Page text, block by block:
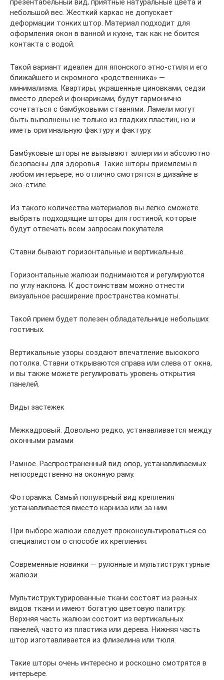
небольшой вес. Жесткий каркас не допускает
деформации тонких штор. Материал подходит для
оформления окон в ванной и кухне, так как не боится
контакта с водой.
Такой вариант идеален для японского этно-стиля и его
ближайшего и скромного «родственника» —
минимализма. Квартиры, украшенные циновками, седзи
вместо дверей и фонариками, будут гармонично
сочетаться с бамбуковыми ставнями. Ламели могут
быть выполнены не только из гладких пластин, но и
иметь оригинальную фактуру и фактуру.
Бамбуковые шторы не вызывают аллергии и абсолютно
безопасны для здоровья. Такие шторы приемлемы в
любом интерьере, но отлично смотрятся в дизайне в
эко-стиле.
Из такого количества материалов вы легко сможете
выбрать подходящие шторы для гостиной, которые
будут отвечать всем запросам покупателя.
Ставни бывают горизонтальные и вертикальные.
Горизонтальные жалюзи поднимаются и регулируются
по углу наклона. К достоинствам можно отнести
визуальное расширение пространства комнаты.
Такой прием будет полезен обладательнице небольших
гостиных.
Вертикальные узоры создают впечатление высокого
потолка. Ставни открываются справа или слева от окна,
и вы также можете регулировать уровень открытия
панелей.
Виды застежек
Межкадровый. Довольно редко, устанавливается между
оконными рамами.
Рамное. Распространенный вид опор, устанавливаемых
непосредственно на оконную раму.
Фоторамка. Самый популярный вид крепления
устанавливается вместо карниза или за ним.
При выборе жалюзи следует проконсультироваться со
специалистом о способе их крепления.
Современные новинки — рулонные и мультиструктурные
жалюзи.
Мультиструктурированные ткани состоят из разных
видов ткани и имеют богатую цветовую палитру.
Верхняя часть жалюзи состоит из вертикальных
панелей, часто из пластика или дерева. Нижняя часть
штор изготавливается из флизелина или тюля.
Такие шторы очень интересно и роскошно смотрятся в
интерьере.